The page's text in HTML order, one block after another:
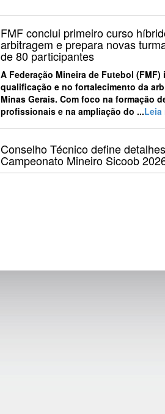
FMF conclui primeiro curso
arbitragem e prepara novas
de 80 participantes
A Federação Mineira de Futebol (FMF)
qualificação e no fortalecimento da
Minas Gerais. Com foco na formação
profissionais e na ampliação do ...Leia
Conselho Técnico define
Campeonato Mineiro Sicoob
Campeonato Mineiro Sicoob